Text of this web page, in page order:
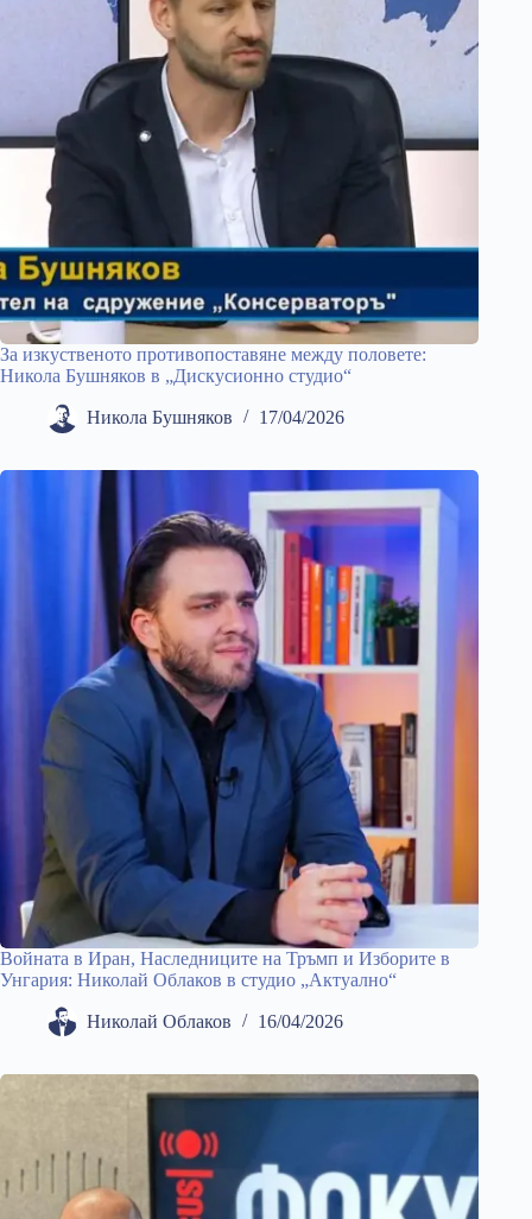
За изкуственото противопоставяне между половете:
Никола Бушняков в „Дискусионно студио“
Никола Бушняков 17/04/2026
Войната в Иран, Наследниците на Тръмп и Изборите в
Унгария: Николай Облаков в студио „Актуално“
Николай Облаков 16/04/2026